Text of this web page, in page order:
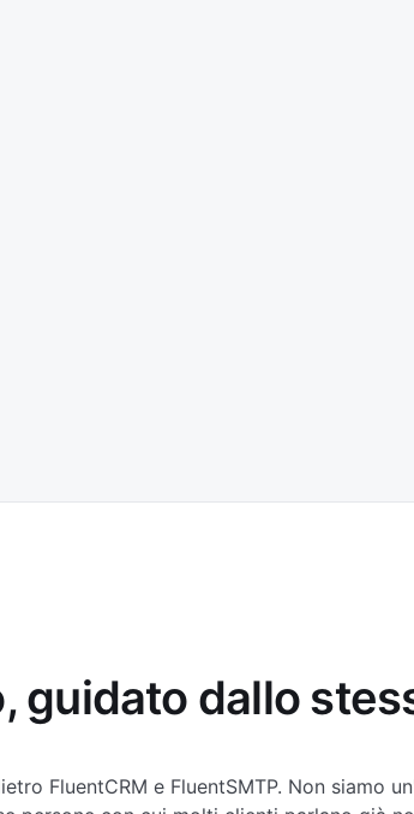
guidato dallo
FluentCRM e FluentSMTP. Non siamo